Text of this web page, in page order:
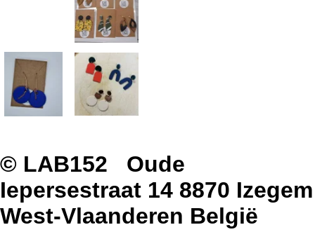
© LAB152 Oude
Iepersestraat 14 8870 Izegem
West-Vlaanderen België